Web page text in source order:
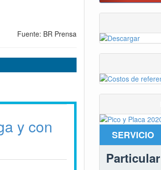
Fuente: BR Prensa
y con SERVICIO
Particular